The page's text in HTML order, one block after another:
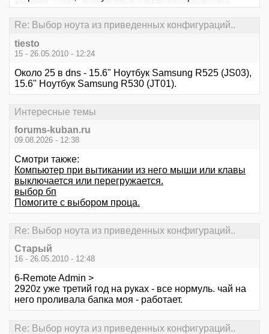
Re: Выбор ноута из приведенных конфигураций..
tiesto
15 - 26.05.2010 - 12:24
Около 25 в dns - 15.6" Ноутбук Samsung R525 (JS03),
15.6" Ноутбук Samsung R530 (JT01).
Интересные темы
forums-kuban.ru
09.08.2026 - 12:38
Смотри также:
Компьютер при вытикании из него мыши или клавы
выключается или перегружается.
выбор бп
Помогите с выбором проца.
Re: Выбор ноута из приведенных конфигураций..
Старый
16 - 26.05.2010 - 12:48
6-Remote Admin >
2920z уже третий год на руках - все нормуль. чай на
него проливала бапка моя - работает.
Re: Выбор ноута из приведенных конфигураций..